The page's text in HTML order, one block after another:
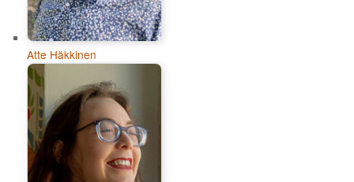
Atte Häkkinen